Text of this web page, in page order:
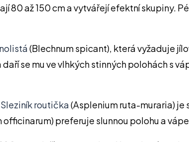
80 až 150 cm a vytvářejí efektní skupiny.
(Blechnum spicant), která vyžaduje
se mu ve vlhkých stinných polohách s
Sleziník routička(Asplenium ruta-muraria) je
officinarum) preferuje slunnou polohu a